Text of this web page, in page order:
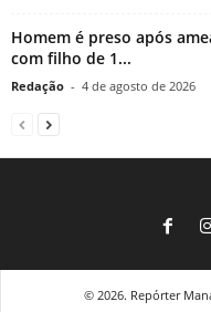
Homem é preso após
com filho de 1...
Redação - 4 de agosto de 2026
© 2026. Repórter